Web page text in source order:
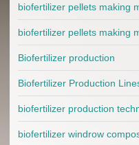
biofertilizer pellets making
biofertilizer pellets making
Biofertilizer production
Biofertilizer Production
biofertilizer production
biofertilizer windrow